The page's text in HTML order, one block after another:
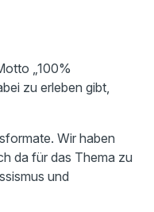
„100%
zu erleben gibt,
Wir haben
da für das Thema zu
und